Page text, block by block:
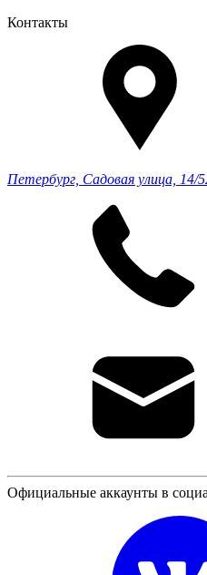
Контакты
Петербург, Садовая улица, 14/
Официальные аккаунты в